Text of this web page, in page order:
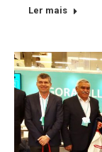
Ler mais